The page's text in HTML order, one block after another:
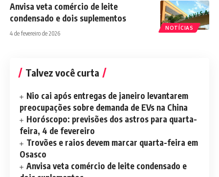
NOTÍCIAS
Anvisa veta comércio de leite
condensado e dois suplementos
4 de fevereiro de 2026
Talvez você curta
Nio cai após entregas de janeiro levantarem
preocupações sobre demanda de EVs na China
Horóscopo: previsões dos astros para quarta-
feira, 4 de fevereiro
Trovões e raios devem marcar quarta-feira em
Osasco
Anvisa veta comércio de leite condensado e